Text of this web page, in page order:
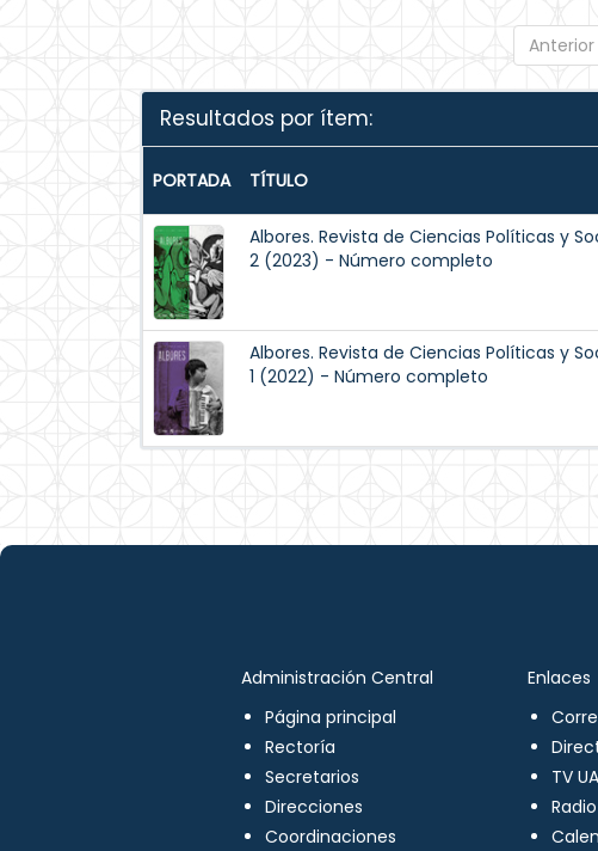
Anterior
Resultados por ítem:
PORTADA TÍTULO
Albores. Revista de Ciencias Políticas y
2 (2023) - Número completo
Albores. Revista de Ciencias Políticas y
1 (2022) - Número completo
Administración Central
Página principal
Rectoría
Secretarios
Direcciones
Coordinaciones
Enlaces
TV